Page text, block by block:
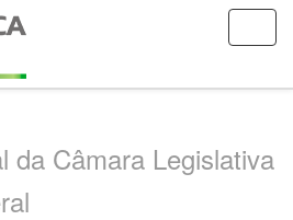
da Câmara Legislativa